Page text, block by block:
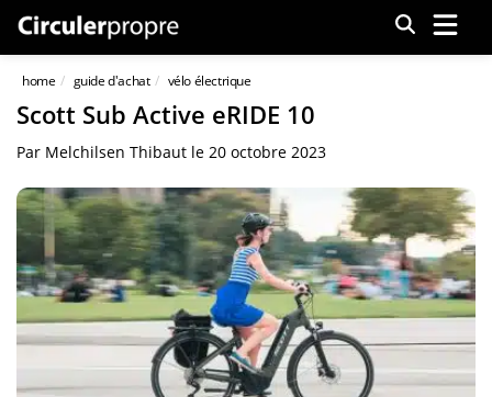
Menu
home guide d'achat vélo électrique
Scott Sub Active eRIDE 10
Par Melchilsen Thibaut le 20 octobre 2023